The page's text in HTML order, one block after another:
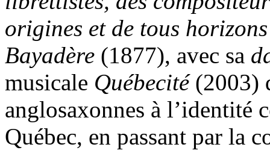
origines et de tous horizons
Bayadère (1877), avec sa
musicale Québecité(2003)
anglosaxonnes à l’identité
Québec, en passant par la